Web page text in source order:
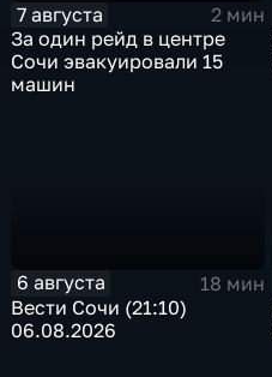
7 августа
2 мин
За один рейд в центре
Сочи эвакуировали 15
машин
6 августа
18 мин
Вести Сочи (21:10)
06.08.2026